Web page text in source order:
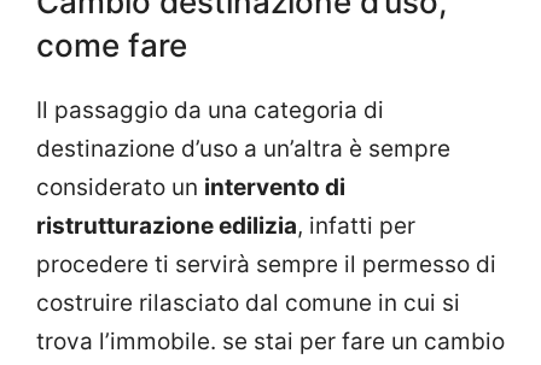
come fare
Il passaggio da una categoria di
destinazione d’uso a un’altra è sempre
considerato un intervento di
ristrutturazione edilizia, infatti per
procedere ti servirà sempre il permesso di
costruire rilasciato dal comune in cui si
trova l’immobile. se stai per fare un cambio